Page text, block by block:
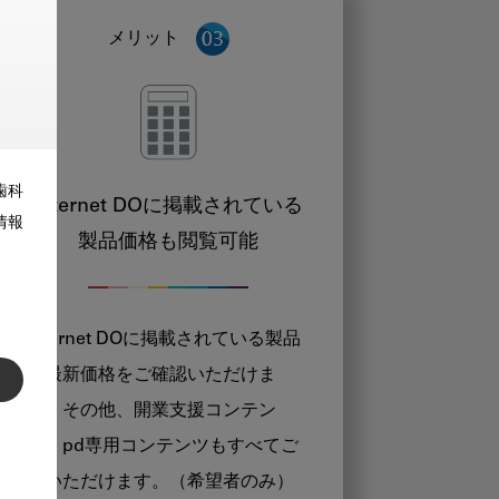
科
報
メリット
Internet DOに掲載されている
製品価格も閲覧可能
Internet DOに掲載されている製品
の最新価格をご確認いただけま
す。その他、開業支援コンテン
ツ、pd専用コンテンツもすべてご
覧いただけます。（希望者のみ）